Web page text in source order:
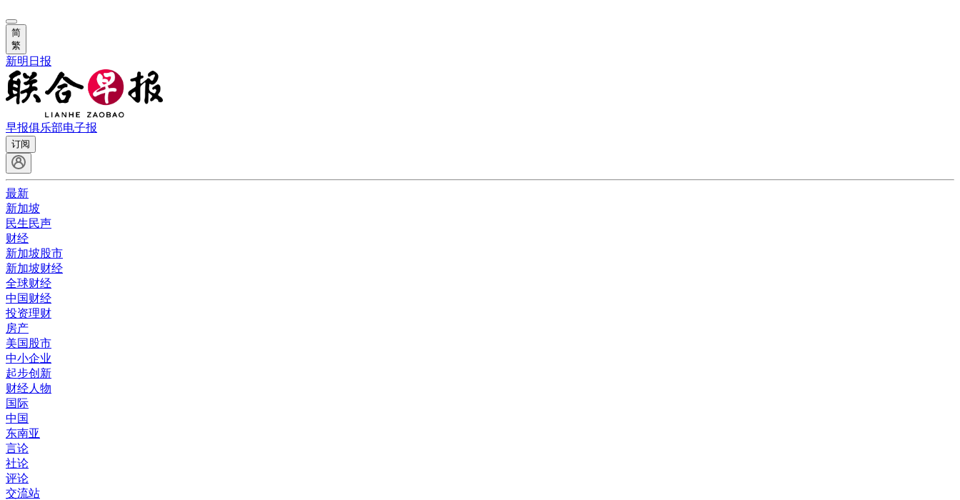
简
繁
新明日报
早报俱乐部电子报
订阅
最新
新加坡
民生民声
财经
新加坡股市
新加坡财经
全球财经
中国财经
投资理财
房产
美国股市
中小企业
起步创新
财经人物
国际
中国
东南亚
言论
社论
评论
交流站